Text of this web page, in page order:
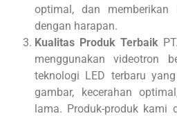
optimal, dan
dengan harapan.
Kualitas Produk Terbaik
menggunakan videotron
teknologi LED terbaru
gambar, kecerahan
lama. Produk-produk kami